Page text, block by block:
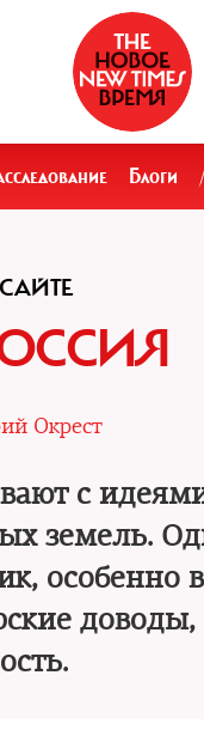
Блоги
Окрест
с
земель.
особенно